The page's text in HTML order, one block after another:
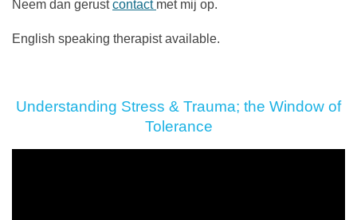
Neem dan gerustcontact met mij op.
English speaking therapist available.
Understanding Stress & Trauma; the Window of
Tolerance